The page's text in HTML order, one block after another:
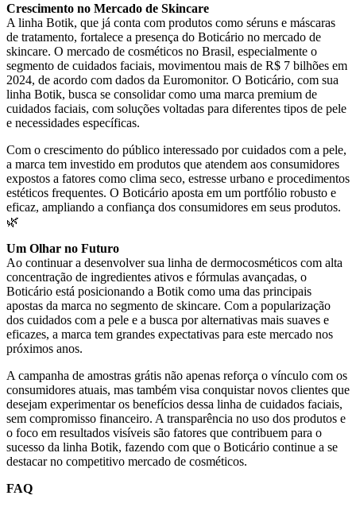
Crescimento no Mercado de Skincare
A linha Botik, que já conta com produtos como séruns e máscaras
de tratamento, fortalece a presença do Boticário no mercado de
skincare. O mercado de cosméticos no Brasil, especialmente o
segmento de cuidados faciais, movimentou mais de R$ 7 bilhões em
2024, de acordo com dados da Euromonitor. O Boticário, com sua
linha Botik, busca se consolidar como uma marca premium de
cuidados faciais, com soluções voltadas para diferentes tipos de pele
e necessidades específicas.
Com o crescimento do público interessado por cuidados com a pele,
a marca tem investido em produtos que atendem aos consumidores
expostos a fatores como clima seco, estresse urbano e procedimentos
estéticos frequentes. O Boticário aposta em um portfólio robusto e
eficaz, ampliando a confiança dos consumidores em seus produtos.
🌿
Um Olhar no Futuro
Ao continuar a desenvolver sua linha de dermocosméticos com alta
concentração de ingredientes ativos e fórmulas avançadas, o
Boticário está posicionando a Botik como uma das principais
apostas da marca no segmento de skincare. Com a popularização
dos cuidados com a pele e a busca por alternativas mais suaves e
eficazes, a marca tem grandes expectativas para este mercado nos
próximos anos.
A campanha de amostras grátis não apenas reforça o vínculo com os
consumidores atuais, mas também visa conquistar novos clientes que
desejam experimentar os benefícios dessa linha de cuidados faciais,
sem compromisso financeiro. A transparência no uso dos produtos e
o foco em resultados visíveis são fatores que contribuem para o
sucesso da linha Botik, fazendo com que o Boticário continue a se
destacar no competitivo mercado de cosméticos.
FAQ